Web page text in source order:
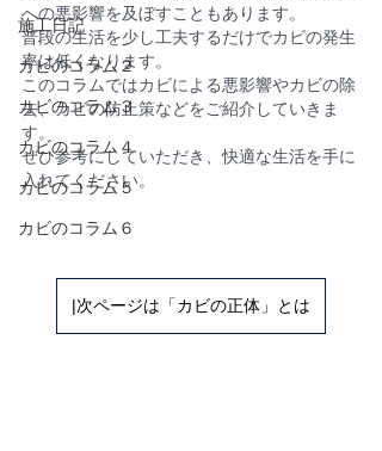
施工日記
カビのコラム２
カビのコラム３
カビのコラム４
カビのコラム５
カビのコラム６
への悪影響を及ぼすこともあります。
普段の生活を少し工夫するだけでカビの発生
率は低くなります。
このコラムではカビによる悪影響やカビの除
去、カビの防止策などをご紹介していきま
す。
ぜひ参考にしていただき、快適な生活を手に
入れてください。
|次ページは「カビの正体」とは